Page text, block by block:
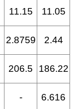
11.15 11.05
2.8759 2.44
206.5 186.22
- 6.616